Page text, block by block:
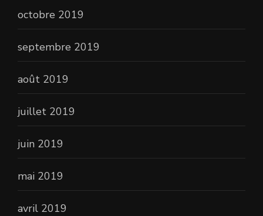
octobre 2019
septembre 2019
août 2019
juillet 2019
juin 2019
mai 2019
avril 2019